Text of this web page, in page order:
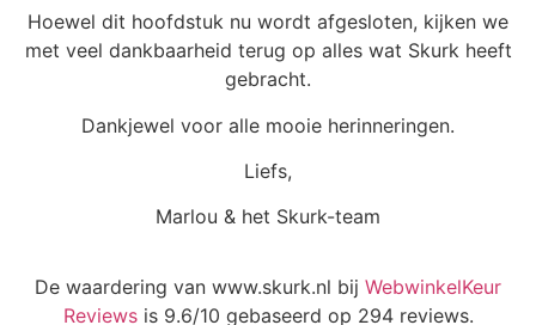
Hoewel dit hoofdstuk nu wordt afgesloten, kijken we
met veel dankbaarheid terug op alles wat Skurk heeft
gebracht.
Dankjewel voor alle mooie herinneringen.
Liefs,
Marlou & het Skurk-team
De waardering van www.skurk.nl bij WebwinkelKeur
Reviewsis 9.6/10 gebaseerd op 294 reviews.